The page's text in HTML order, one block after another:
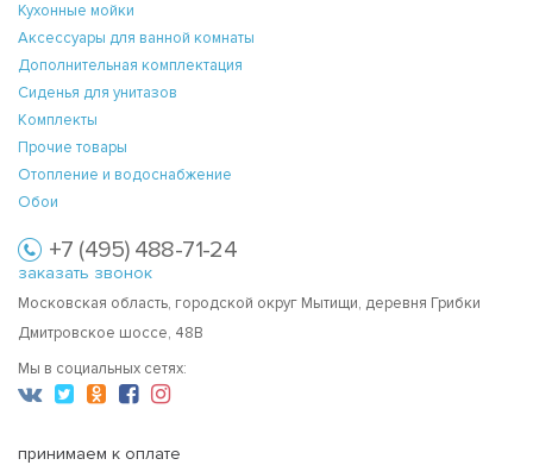
Кухонные мойки
Аксессуары для ванной комнаты
Дополнительная комплектация
Сиденья для унитазов
Комплекты
Прочие товары
Отопление и водоснабжение
Обои
+7 (495) 488-71-24
заказать звонок
Московская область, городской округ Мытищи, деревня Грибки
Дмитровское шоссе, 48В
Мы в социальных сетях:
принимаем к оплате